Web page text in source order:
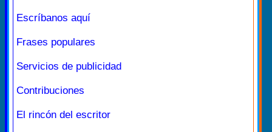
Escríbanos aquí
Frases populares
Servicios de publicidad
Contribuciones
El rincón del escritor